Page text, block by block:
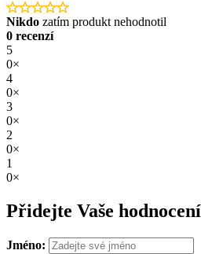
Nikdo zatím produkt nehodnotil
0 recenzí
5
0×
4
0×
3
0×
2
0×
1
0×
Přidejte Vaše hodnocení
Jméno: